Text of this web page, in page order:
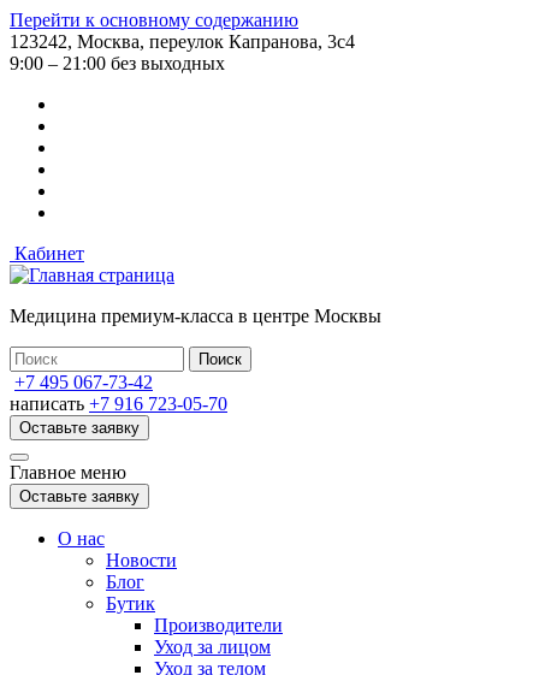
Перейти к основному содержанию
123242, Москва, переулок Капранова, 3с4
9:00 – 21:00 без выходных
Кабинет
Медицина премиум-класса в центре Москвы
+7 495 067-73-42
написать +7 916 723-05-70
Оставьте заявку
Главное меню
Оставьте заявку
О нас
Новости
Блог
Бутик
Производители
Уход за лицом
Уход за телом